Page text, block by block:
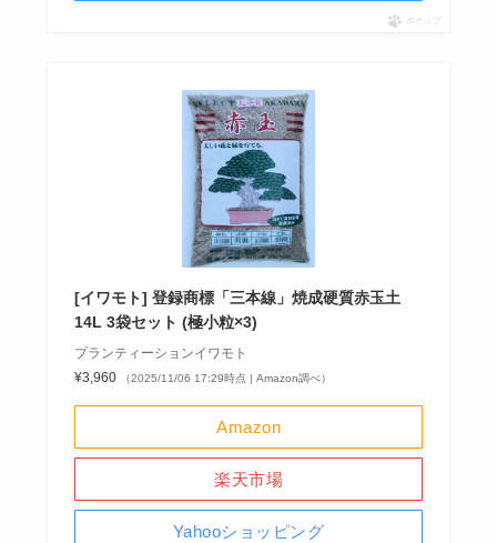
ポチップ
[イワモト] 登録商標「三本線」焼成硬質赤玉土
14L 3袋セット (極小粒×3)
プランティーションイワモト
¥3,960
（2025/11/06 17:29時点 | Amazon調べ）
Amazon
楽天市場
Yahooショッピング